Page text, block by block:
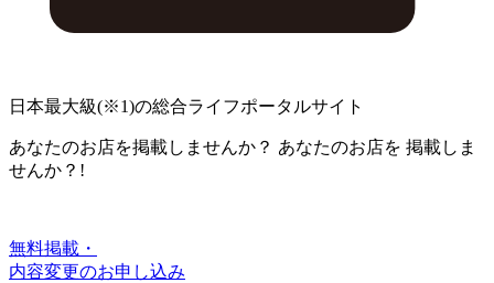
日本最大級(※1)の総合ライフポータルサイト
あなたのお店を掲載しませんか？ あなたのお店を 掲載しま
せんか？!
無料掲載・
内容変更のお申し込み